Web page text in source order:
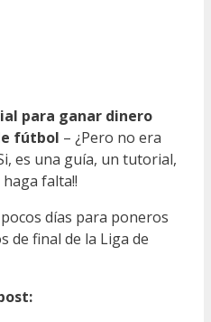
para ganar dinero
fútbol – ¿Pero no era
es una guía, un tutorial,
falta!!
días para poneros
de final de la Liga de